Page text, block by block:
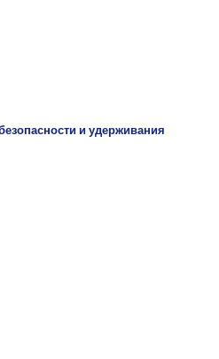
и удерживания